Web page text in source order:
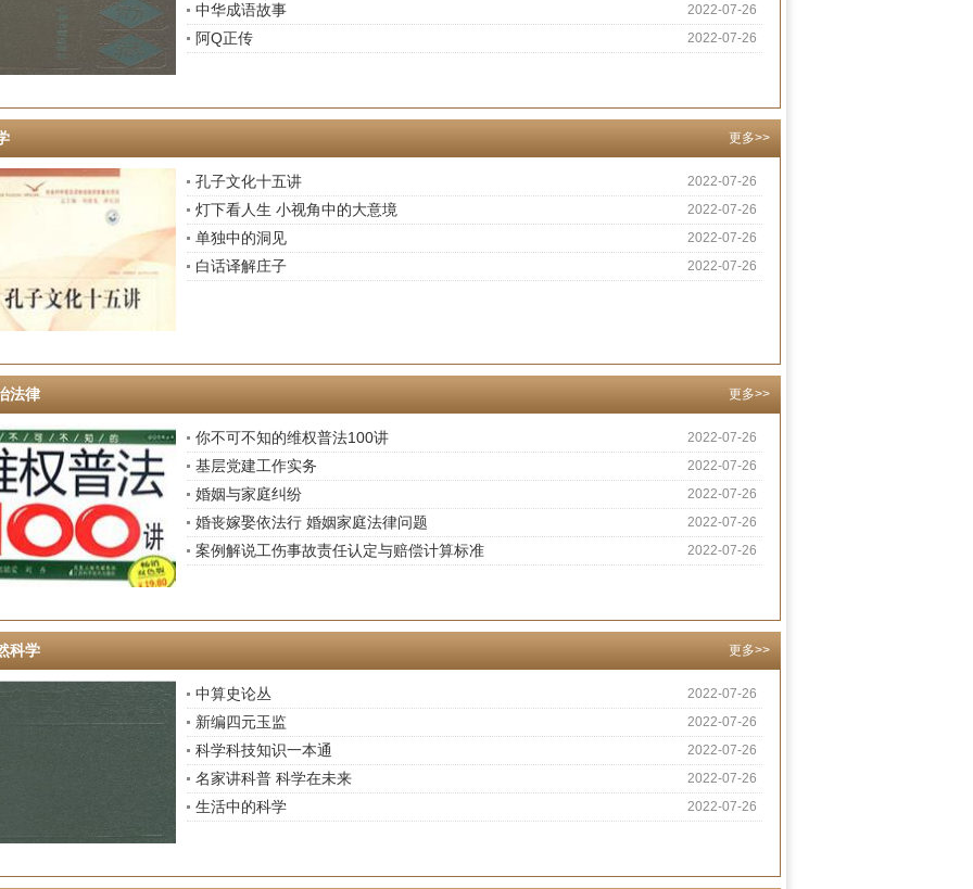
中华成语故事 2022-07-26
阿Q正传 2022-07-26
更多>>
孔子文化十五讲 2022-07-26
灯下看人生 小视角中的大意境 2022-07-26
单独中的洞见 2022-07-26
白话译解庄子 2022-07-26
法律 更多>>
你不可不知的维权普法100讲 2022-07-26
基层党建工作实务 2022-07-26
婚姻与家庭纠纷 2022-07-26
婚丧嫁娶依法行 婚姻家庭法律问题 2022-07-26
案例解说工伤事故责任认定与赔偿计算标准 2022-07-26
科学 更多>>
中算史论丛 2022-07-26
新编四元玉监 2022-07-26
科学科技知识一本通 2022-07-26
名家讲科普 科学在未来 2022-07-26
生活中的科学 2022-07-26